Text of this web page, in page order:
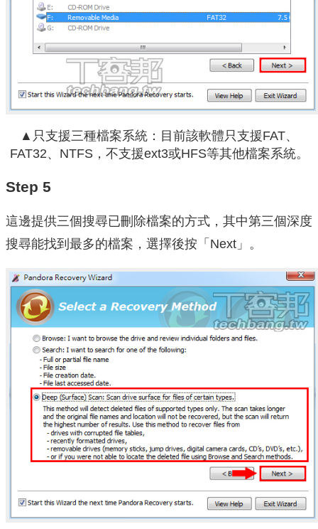
▲只支援三種檔案系統：目前該軟體只支援FAT、
FAT32、NTFS，不支援ext3或HFS等其他檔案系統。
Step 5
這邊提供三個搜尋已刪除檔案的方式，其中第三個深度
搜尋能找到最多的檔案，選擇後按「Next」。